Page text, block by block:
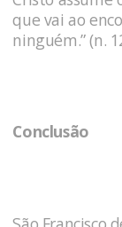
que vai ao
ninguém.” (n.
Conclusão